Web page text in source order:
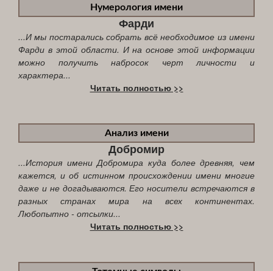
Нумерология имени
Фарди
...И мы постарались собрать всё необходимое из имени
Фарди в этой области. И на основе этой информации
можно получить набросок черт личности и
характера...
Читать полностью >>
Анализ имени
Добромир
...История имени Добромира куда более древняя, чем
кажется, и об истинном происхождении имени многие
даже и не догадываются. Его носители встречаются в
разных странах мира на всех континентах.
Любопытно - отсылки...
Читать полностью >>